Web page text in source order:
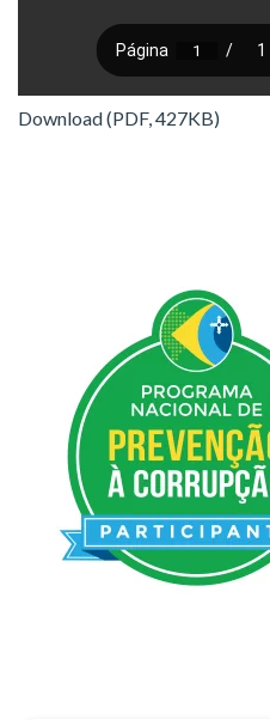
Download (PDF, 427KB)